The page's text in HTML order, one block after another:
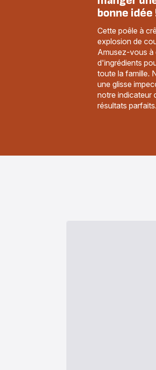
bonne idée
Cette poêle à
explosion de
Amusez-vous à
d'ingrédients
toute la famille.
une glisse
notre indicateur
résultats parfaits.